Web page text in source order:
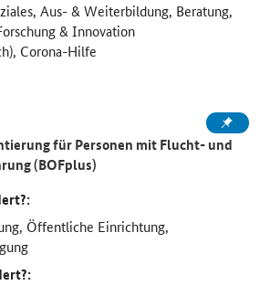
Aus- & Weiterbildung, Beratung,
& Innovation
Corona-Hilfe
für Personen mit Flucht- und
(BOFplus)
Öffentliche Einrichtung,